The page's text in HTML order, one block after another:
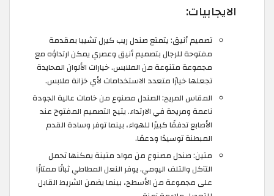
الايجابيات:
تصميم أنيق: يتمتع صندل ريب كيرل تشيبا بمقدمة
مفتوحة للرجال بتصميم أنيق وعصري يمكن ارتداؤه مع
مجموعة متنوعة من الملابس. خيارات الألوان المحايدة
تجعلها خيارًا متعدد الاستخدامات لأي خزانة ملابس.
المقاس المريح: الصندل مصنوع من خامات عالية الجودة
ناعمة ومريحة في الارتداء. يتيح التصميم المفتوح عند
الأصابع تدفقًا كبيرًا للهواء، بينما توفر وسادة القدم
المبطنة توسيدًا ودعمًا.
متين: صندل مصنوع من مواد متينة يمكنها تحمل
التآكل والتلف اليومي. يوفر النعل المطاطي ثباتًا ممتازًا
على مجموعة من الأسطح، بينما يضمن الشريط القابل